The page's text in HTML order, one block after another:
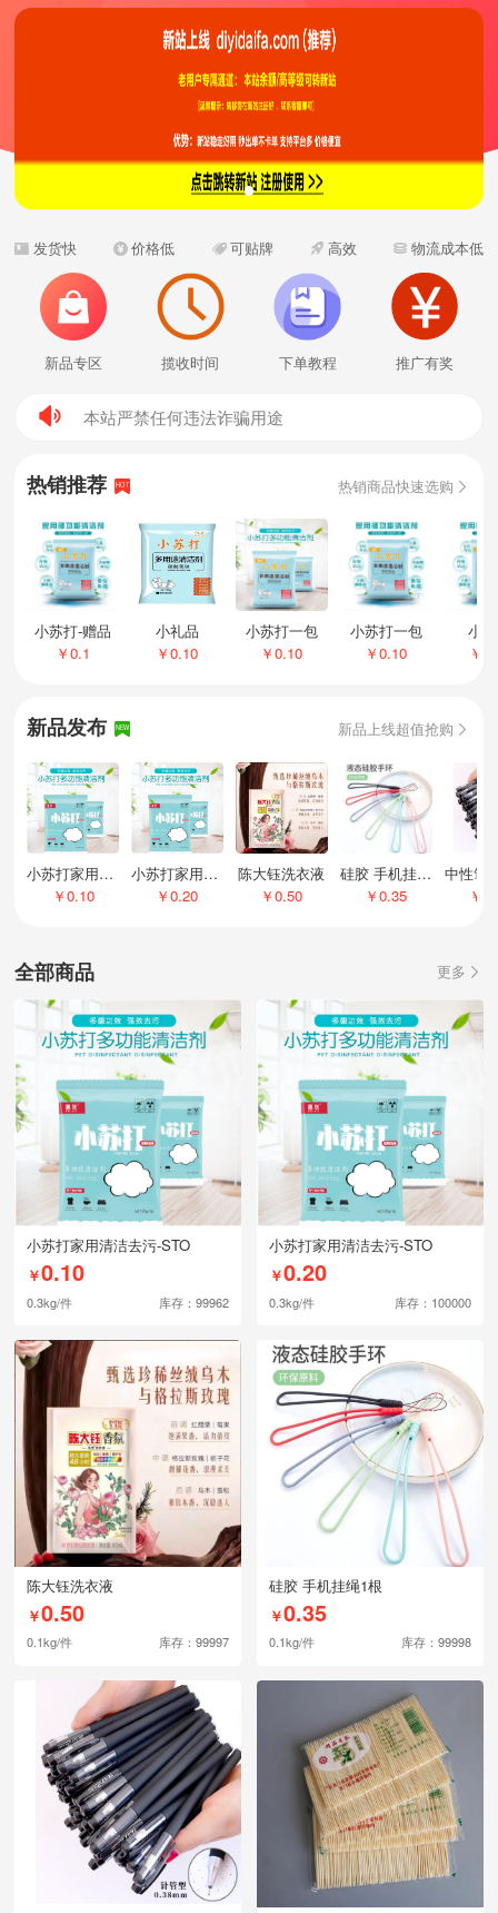
发货快 价格低 可贴牌 高效 物流成本低
新品专区 揽收时间 下单教程 推广有奖
寄礼品实名认证说明及认证教程指引
发货时间及揽收时间说明
本站严禁任何违法诈骗用途
热销推荐 HOT 热销商品快速选购 
小苏打-赠品
￥0.1
小礼品
￥0.10
小苏打一包
￥0.10
小苏打一包
￥0.10
小
￥
新品发布 NEW 新品上线超值抢购 
小苏打家用清洁去污-STO
￥0.10
小苏打家用清洁去污-STO
￥0.20
陈大钰洗衣液
￥0.50
硅胶 手机挂绳1根
￥0.35
￥
全部商品 更多 
小苏打家用清洁去污-STO
￥0.10
0.3kg/件 库存：99962
小苏打家用清洁去污-STO
￥0.20
0.3kg/件 库存：100000
陈大钰洗衣液
￥0.50
0.1kg/件 库存：99997
硅胶 手机挂绳1根
￥0.35
0.1kg/件 库存：99998